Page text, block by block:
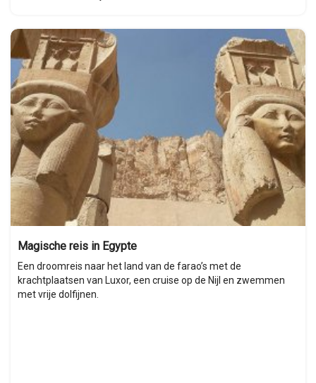
Magische reis in Egypte
Een droomreis naar het land van de farao’s met de
krachtplaatsen van Luxor, een cruise op de Nijl en zwemmen
met vrije dolfijnen.